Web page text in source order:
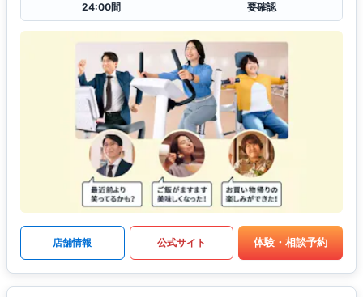
24:00間
要確認
店舗情報 公式サイト 体験・相談予約